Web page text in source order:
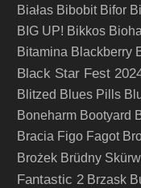
Białas Bibobit Bifor
BIG UP! Bikkos
Bitamina Blackberry
Black Star Fest
Blitzed Blues Pills
Boneharm Bootyard
Bracia Figo Fagot
Brożek Brüdny
Fantastic 2 Brzask